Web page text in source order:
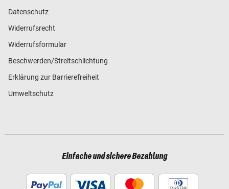
Datenschutz
Widerrufsrecht
Widerrufsformular
Beschwerden/Streitschlichtung
Erklärung zur Barrierefreiheit
Umweltschutz
Einfache und sichere Bezahlung